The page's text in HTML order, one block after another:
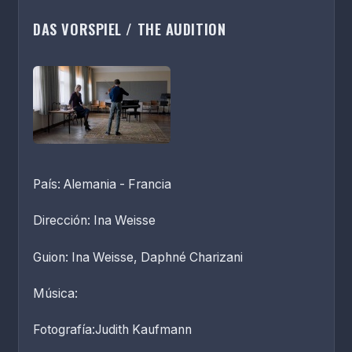
DAS VORSPIEL / THE AUDITION
País: Alemania - Francia
Dirección: Ina Weisse
Guion: Ina Weisse, Daphné Charizani
Música:
Fotografía:Judith Kaufmann